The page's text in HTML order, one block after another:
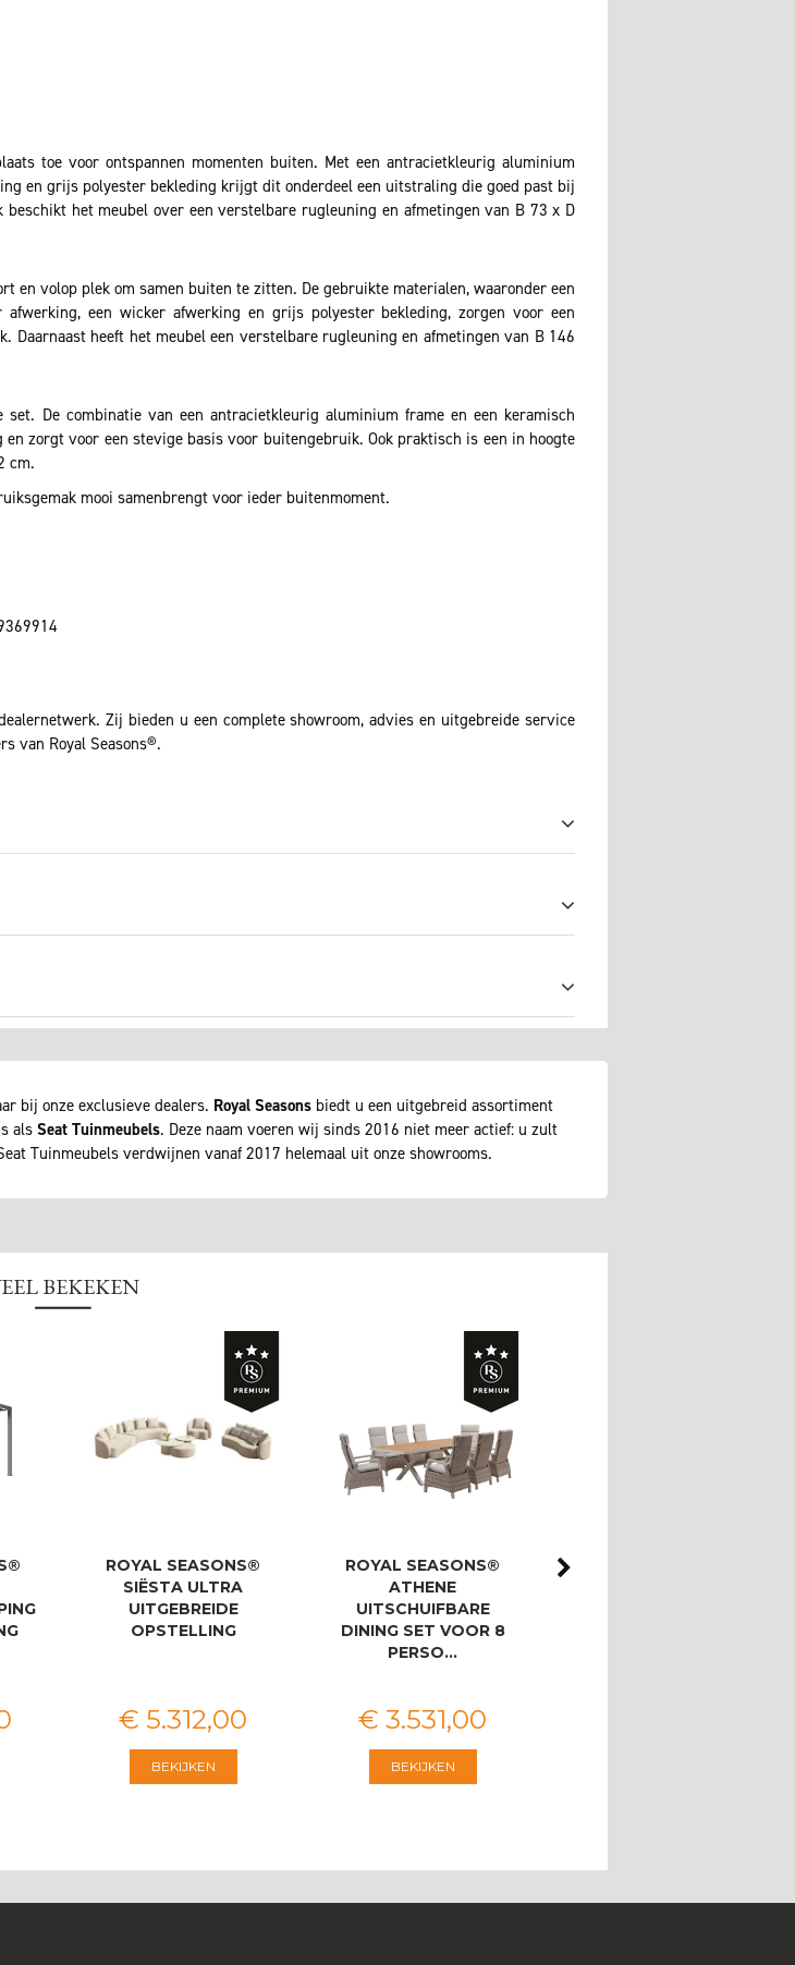
toe voor ontspannen momenten buiten. Met een antracietkleurig aluminium
en grijs polyester bekleding krijgt dit onderdeel een uitstraling die goed past bij
het meubel over een verstelbare rugleuning en afmetingen van B 73 x D
en volop plek om samen buiten te zitten. De gebruikte materialen, waaronder een
een wicker afwerking en grijs polyester bekleding, zorgen voor een
heeft het meubel een verstelbare rugleuning en afmetingen van B 146
De combinatie van een antracietkleurig aluminium frame en een keramisch
zorgt voor een stevige basis voor buitengebruik. Ook praktisch is een in hoogte
cm.
mooi samenbrengt voor ieder buitenmoment.
Zij bieden u een complete showroom, advies en uitgebreide service
van Royal Seasons®.
bij onze exclusieve dealers. Royal Seasons biedt u een uitgebreid assortiment
als Seat Tuinmeubels. Deze naam voeren wij sinds 2016 niet meer actief: u zult
Tuinmeubels verdwijnen vanaf 2017 helemaal uit onze showrooms.
BEKEKEN
ROYAL SEASONS®
SIËSTA ULTRA
UITGEBREIDE
OPSTELLING
€ 5.312,00
BEKIJKEN
ROYAL SEASONS®
ATHENE
UITSCHUIFBARE
DINING SET VOOR 8
PERSO…
€ 3.531,00
BEKIJKEN